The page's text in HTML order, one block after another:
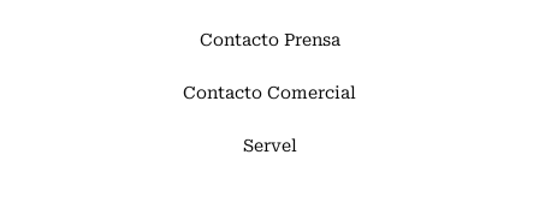
Contacto Prensa
Contacto Comercial
Servel